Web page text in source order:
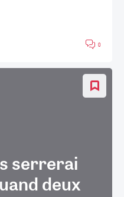
0
serrerai
deux